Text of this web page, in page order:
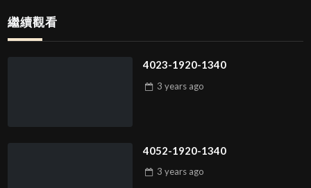
繼續觀看
4023-1920-1340
3 years ago
4052-1920-1340
3 years ago